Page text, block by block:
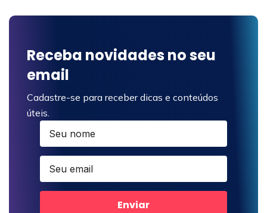
Receba novidades no seu
email
Cadastre-se para receber dicas e conteúdos
úteis.
Enviar